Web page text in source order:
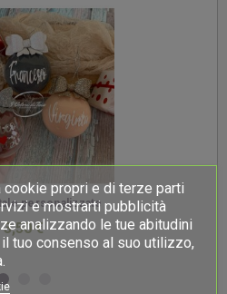
personalizzate
3,50 €
propri e di terze parti
e mostrarti pubblicità
analizzando le tue abitudini
tuo consenso al suo utilizzo,